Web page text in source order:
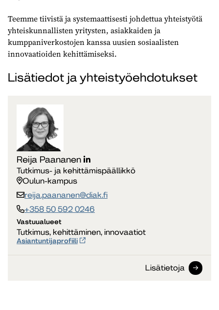
Teemme tiivistä ja systemaattisesti johdettua yhteistyötä
yhteiskunnallisten yritysten, asiakkaiden ja
kumppaniverkostojen kanssa uusien sosiaalisten
innovaatioiden kehittämiseksi. ​
Lisätiedot ja yhteistyöehdotukset
Reija Paananen
Tutkimus- ja kehittämispäällikkö
Oulun-kampus
reija.paananen​@diak.fi
+358 50 592 0246
Vastuualueet
Tutkimus, kehittäminen, innovaatiot
Asiantuntijaprofiili
Lisätietoja